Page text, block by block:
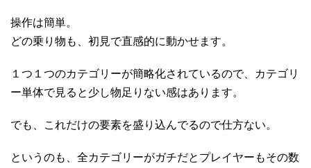
操作は簡単。
どの乗り物も、初見で直感的に動かせます。
１つ１つのカテゴリーが簡略化されているので、カテゴリ
ー単体で見ると少し物足りない感はあります。
でも、これだけの要素を盛り込んでるので仕方ない。
というのも、全カテゴリーがガチだとプレイヤーもその数